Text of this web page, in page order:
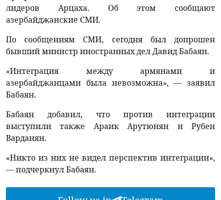
лидеров Арцаха. Об этом сообщают
азербайджанские СМИ.
По сообщениям СМИ, сегодня был допрошен
бывший министр иностранных дел Давид Бабаян.
«Интеграция между армянами и
азербайджанцами была невозможна», — заявил
Бабаян.
Бабаян добавил, что против интеграции
выступили также Араик Арутюнян и Рубен
Варданян.
«Никто из них не видел перспектив интеграции»,
— подчеркнул Бабаян.